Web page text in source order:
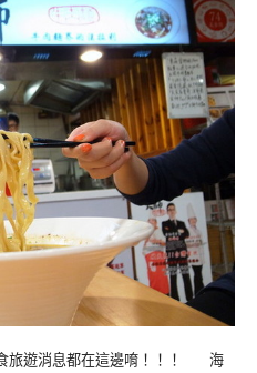
旅遊消息都在這邊唷！！！ 海